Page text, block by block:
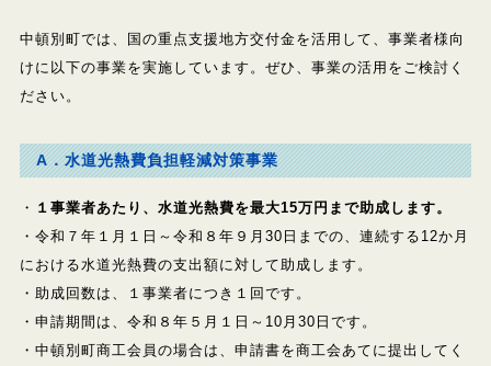
中頓別町では、国の重点支援地方交付金を活用して、事業者様向
けに以下の事業を実施しています。ぜひ、事業の活用をご検討く
ださい。
A．水道光熱費負担軽減対策事業
・ １事業者あたり、水道光熱費を最大15万円まで助成します。
・令和７年１月１日～令和８年９月30日までの、連続する12か月
における水道光熱費の支出額に対して助成します。
・助成回数は、１事業者につき１回です。
・申請期間は、令和８年５月１日～10月30日です。
・中頓別町商工会員の場合は、申請書を商工会あてに提出してく